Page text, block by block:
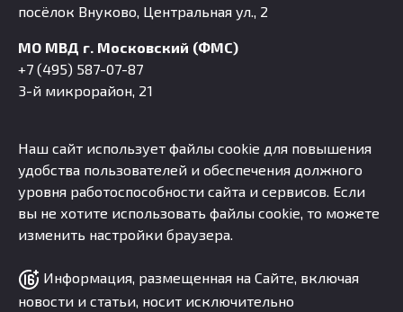
посёлок Внуково, Центральная ул., 2
МО МВД г. Московский (ФМС)
+7 (495) 587-07-87
3-й микрорайон, 21
Наш сайт использует файлы cookie для повышения
удобства пользователей и обеспечения должного
уровня работоспособности сайта и сервисов. Если
вы не хотите использовать файлы cookie, то можете
изменить настройки браузера.
Информация, размещенная на Сайте, включая
новости и статьи, носит исключительно